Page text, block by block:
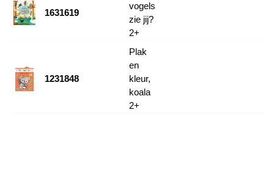
1631619
vogels
zie jij?
2+
1231848
Plak
en
kleur,
koala
2+